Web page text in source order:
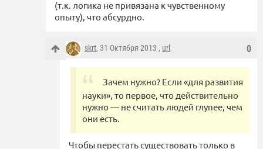
(т.к. логика не привязана к чувственному
опыту), что абсурдно.
0
skrt, 31 Октября 2013 , url
Зачем нужно? Если «для развития
науки», то первое, что действительно
нужно — не считать людей глупее, чем
они есть.
Чтобы перестать существовать только в